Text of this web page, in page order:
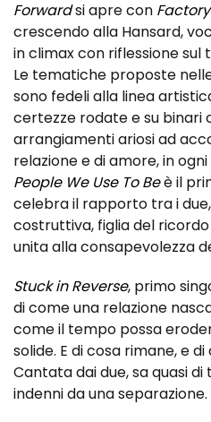
Forwardsi apre con
crescendo alla Hansard,
in climax con riflessione sul
Le tematiche proposte
sono fedeli alla linea
certezze rodate e su binari
arrangiamenti ariosi ad
relazione e di amore, in
People We Use To Beè il
celebra il rapporto tra i
costruttiva, figlia del
unita alla consapevolezza
Stuck in Reverse, primo
di come una relazione
come il tempo possa
solide. E di cosa rimane, e
Cantata dai due, sa quasi
indenni da una separazione.